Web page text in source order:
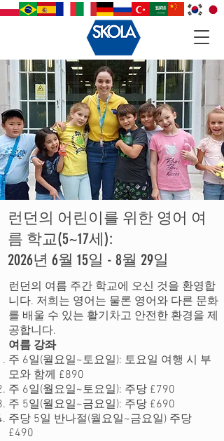
런던의 어린이를 위한 영어 여
름 학교(5~17세):
2026년 6월 15일 - 8월 29일
런던의 여름 주간 학교에 오신 것을 환영합
니다. 저희는 영어는 물론 영어와 다른 문화
를 배울 수 있는 활기차고 안전한 환경을 제
공합니다.
여름 강좌
주 6일(월요일~토요일): 토요일 여행 시 부
모와 함께 £890
주 6일(월요일~토요일): 주당 £790
주 5일(월요일~금요일): 주당 £690
주당 5일 반나절(월요일~금요일) 주당
£490